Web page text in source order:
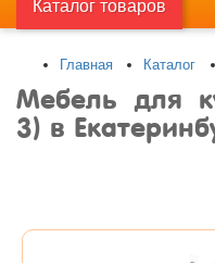
Каталог товаров
Главная Каталог
Мебель для
3) в